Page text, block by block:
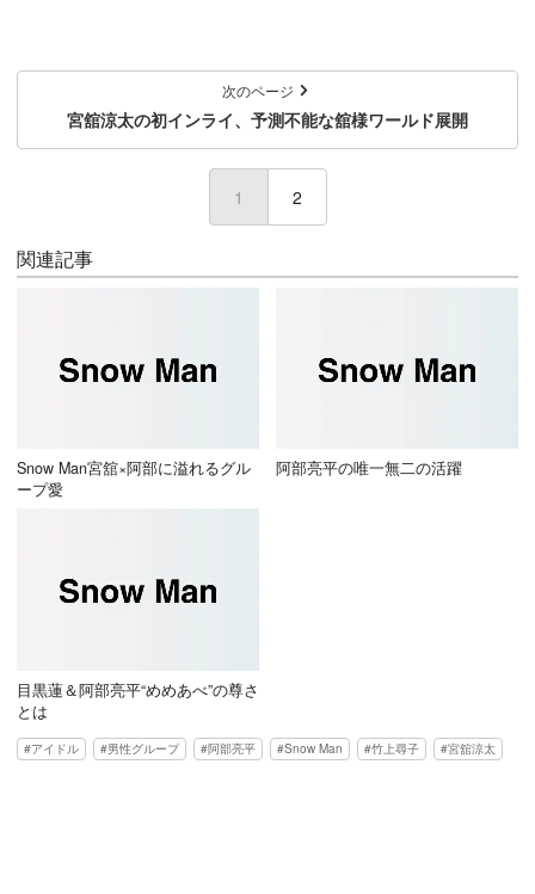
次のページ
宮舘涼太の初インライ、予測不能な舘様ワールド展開
1 (current)
2
関連記事
Snow Man宮舘×阿部に溢れるグル
ープ愛
阿部亮平の唯一無二の活躍
目黒蓮＆阿部亮平“めめあべ”の尊さ
とは
アイドル 男性グループ 阿部亮平 Snow Man 竹上尋子 宮舘涼太